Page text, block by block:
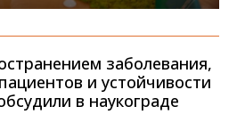
заболевания,
и устойчивости
в наукограде